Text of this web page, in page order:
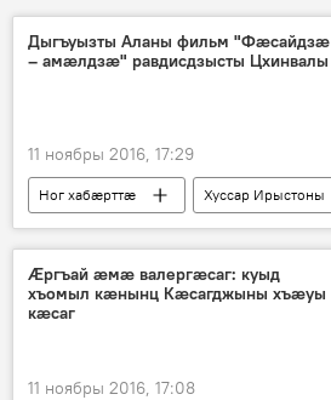
Дыгъуызты Аланы фильм "Фӕсайдзӕ
– амӕлдзӕ" равдисдзысты Цхинвалы
11 ноябры 2016, 17:29
Ног хабӕрттӕ Хуссар Ирыстоны
Ӕргъай æмæ валергæсаг: куыд
хъомыл кӕнынц Кӕсагджыны хъӕуы
кӕсаг
11 ноябры 2016, 17:08